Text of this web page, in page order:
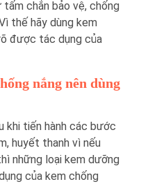
chắn bảo vệ, chống
thế hãy dùng kem
được tác dụng của
nắng nên dùng
khi tiến hành các bước
huyết thanh vì nếu
những loại kem dưỡng
của kem chống